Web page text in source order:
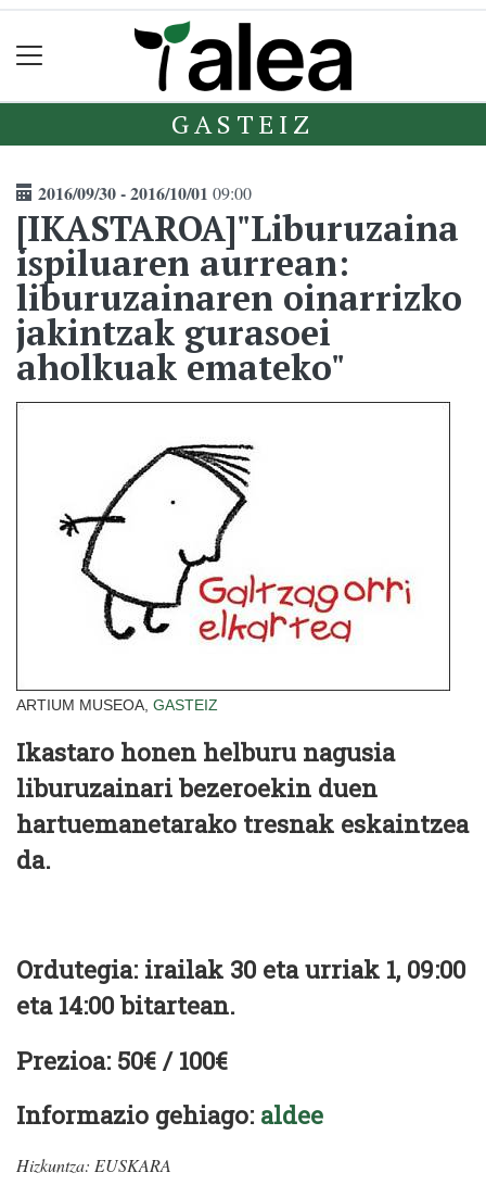
GASTEIZ
2016/09/30 - 2016/10/01 09:00
[IKASTAROA]"Liburuzaina
ispiluaren aurrean:
liburuzainaren oinarrizko
jakintzak gurasoei
aholkuak emateko"
ARTIUM MUSEOA, GASTEIZ
Ikastaro honen helburu nagusia
liburuzainari bezeroekin duen
hartuemanetarako tresnak eskaintzea
da.
Ordutegia: irailak 30 eta urriak 1, 09:00
eta 14:00 bitartean.
Prezioa: 50€ / 100€
Informazio gehiago: aldee
Hizkuntza: EUSKARA